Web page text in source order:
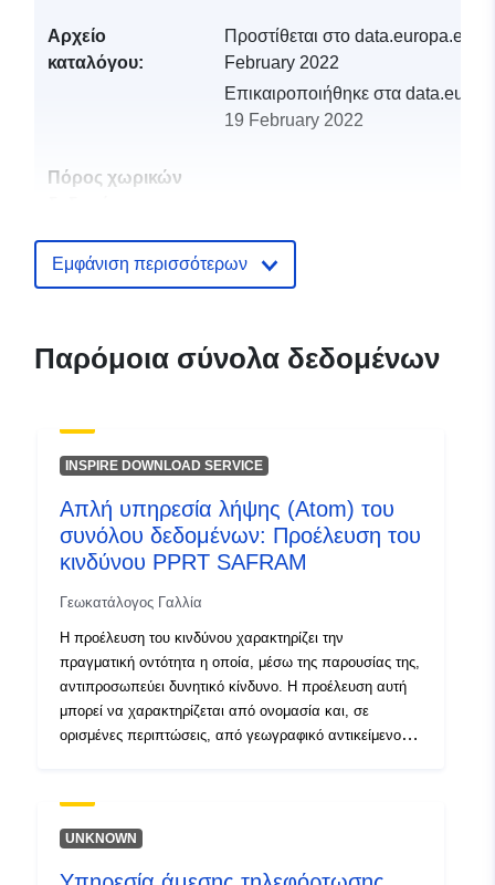
Αρχείο
καταλόγου:
Προστίθεται στο data.europa.eu:
February 2022
Επικαιροποιήθηκε στα
19 February 2022
Πόρος χωρικών
Αναγνωριστικά:
http://descartes-dev.cete-
mediterranee.i2/service/fr-
f34351e243ec
47c5-8a05-8631f3195f17
Τύπος:
Πόρος:
http://inspire.ec.europa.eu/
codelist/ResourceType/services
Εμφάνιση περισσότερων
Παρόμοια σύνολα δεδομένων
INSPIRE DOWNLOAD SERVICE
Απλή υπηρεσία λήψης (Atom) του
συνόλου δεδομένων: Προέλευση του
κινδύνου PPRT SAFRAM
Γεωκατάλογος Γαλλία
Η προέλευση του κινδύνου χαρακτηρίζει την
πραγματική οντότητα η οποία, μέσω της παρουσίας της,
αντιπροσωπεύει δυνητικό κίνδυνο. Η προέλευση αυτή
μπορεί να χαρακτηρίζεται από ονομασία και, σε
ορισμένες περιπτώσεις, από γεωγραφικό αντικείμενο
του επικίνδυνου φαινομένου χρησιμοποιούνται για τον
καθορισμό των ομάδων κινδύνου, των εκτεθειμένων σε
αντιπροσωπεύει το περίβλημα των εγκαταστάσεων που
UNKNOWN